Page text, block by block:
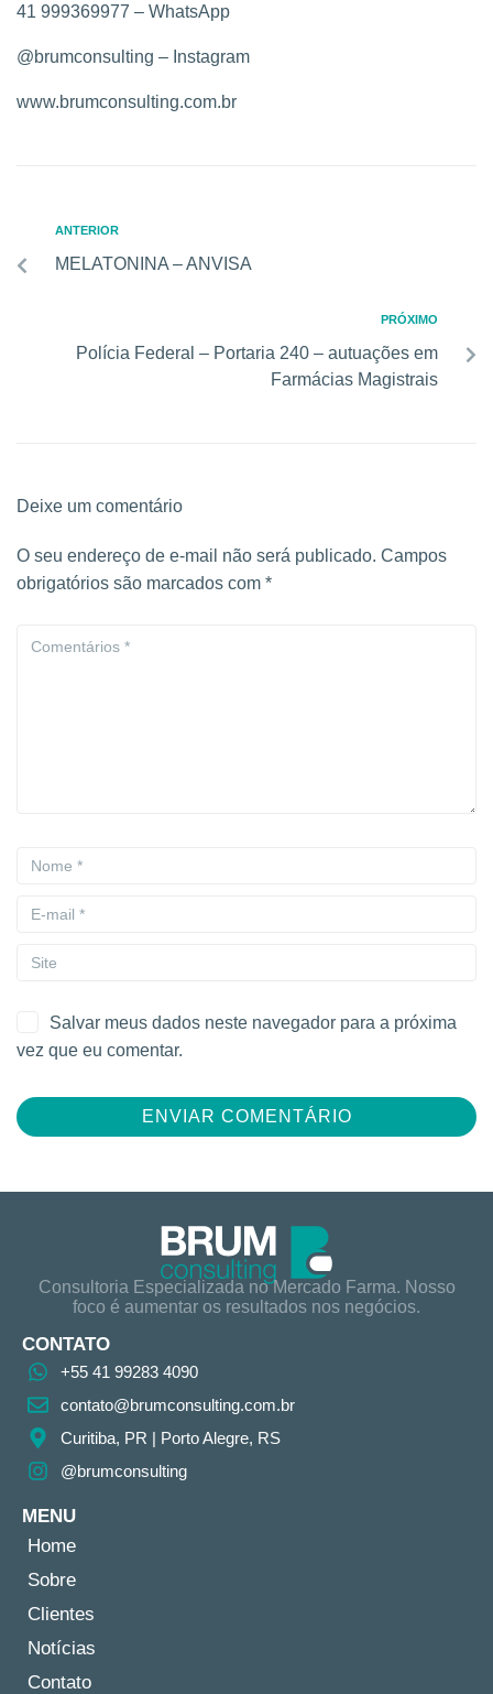
41 999369977 – WhatsApp
@brumconsulting – Instagram
www.brumconsulting.com.br
ANTERIOR
MELATONINA – ANVISA
PRÓXIMO
Polícia Federal – Portaria 240 – autuações em
Farmácias Magistrais
Deixe um comentário
O seu endereço de e-mail não será publicado. Campos
obrigatórios são marcados com *
Salvar meus dados neste navegador para a próxima
vez que eu comentar.
Consultoria Especializada no Mercado Farma. Nosso
foco é aumentar os resultados nos negócios.
CONTATO
+55 41 99283 4090
contato@brumconsulting.com.br​
Curitiba, PR​ | Porto Alegre, RS
@brumconsulting
MENU
Home
Sobre
Clientes
Notícias
Contato